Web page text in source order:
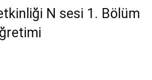
N sesi 1. Bölüm